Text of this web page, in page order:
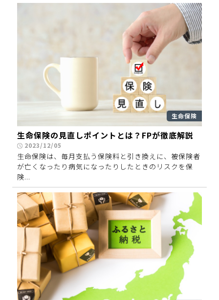
生命保険
生命保険の見直しポイントとは？FPが徹底解説
2023/12/05
生命保険は、毎月支払う保険料と引き換えに、被保険者
が亡くなったり病気になったりしたときのリスクを保
険...